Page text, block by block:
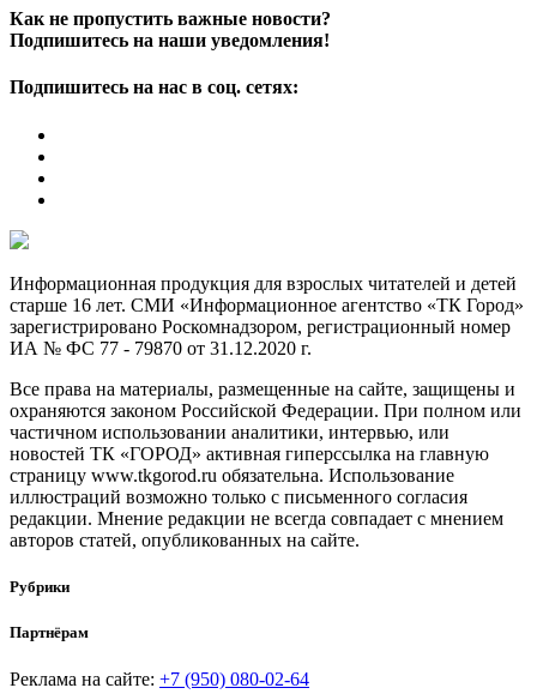
Как не пропустить важные новости?
Подпишитесь на наши уведомления!
Подпишитесь на нас в соц. сетях:
Информационная продукция для взрослых читателей и детей
старше 16 лет. СМИ «Информационное агентство «ТК Город»
зарегистрировано Роскомнадзором, регистрационный номер
ИА № ФС 77 - 79870 от 31.12.2020 г.
Все права на материалы, размещенные на сайте, защищены и
охраняются законом Российской Федерации. При полном или
частичном использовании аналитики, интервью, или
новостей ТК «ГОРОД» активная гиперссылка на главную
страницу www.tkgorod.ru обязательна. Использование
иллюстраций возможно только с письменного согласия
редакции. Мнение редакции не всегда совпадает с мнением
авторов статей, опубликованных на сайте.
Рубрики
Партнёрам
Реклама на сайте: +7 (950) 080-02-64